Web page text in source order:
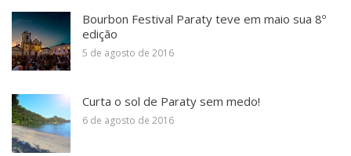
Bourbon Festival Paraty teve em maio sua 8º
edição
5 de agosto de 2016
Curta o sol de Paraty sem medo!
6 de agosto de 2016